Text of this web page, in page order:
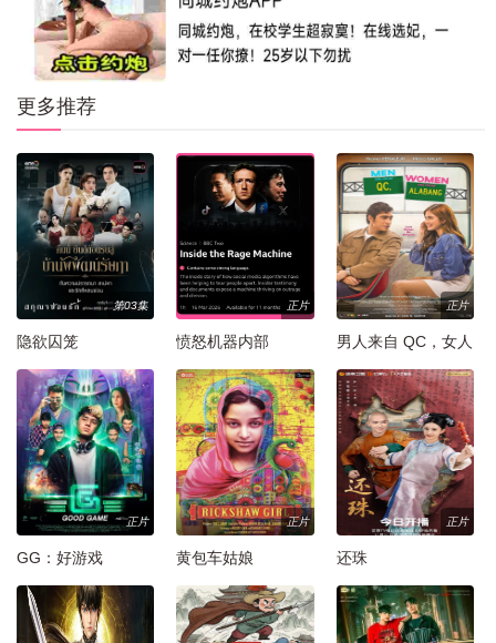
更多推荐
第03集
隐欲囚笼
正片
愤怒机器内部
正片
男人来自 QC，女人
正片
GG：好游戏
正片
黄包车姑娘
正片
还珠